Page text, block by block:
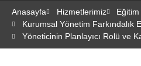
Anasayfa Hizmetlerimiz
Kurumsal Yönetim Farkındalık
Yöneticinin Planlayıcı Rolü ve